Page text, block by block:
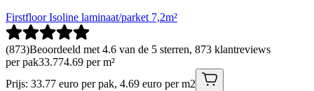
Firstfloor Isoline laminaat/parket 7,2m²
(873)Beoordeeld met 4.6 van de 5 sterren, 873 klantreviews
per pak33.774.69 per m²
Prijs: 33.77 euro per pak, 4.69 euro per m2